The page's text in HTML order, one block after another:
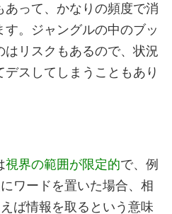
って、かなりの頻度で消
。ジャングルの中のブッ
はリスクもあるので、状況
スしてしまうこともあり
視界の範囲が限定的で、例
ワードを置いた場合、相
ば情報を取るという意味